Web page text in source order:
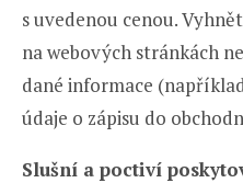
s uvedenou cenou.
na webových stránkách
dané informace
údaje o zápisu do
Slušní a poctiví